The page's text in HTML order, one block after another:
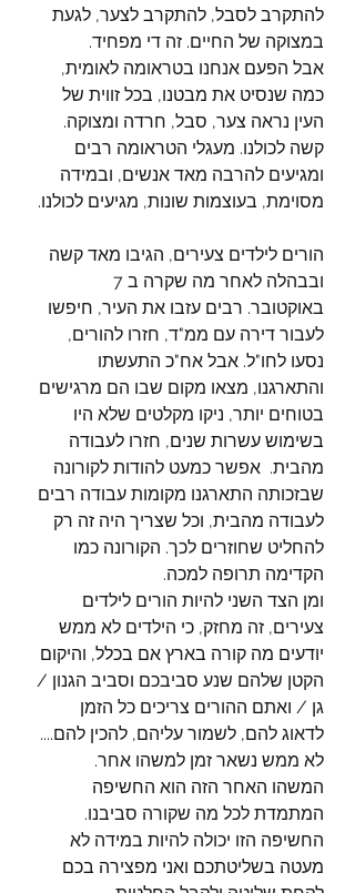
להתקרב לסבל, להתקרב לצער, לגעת
במצוקה של החיים. זה די מפחיד.
אבל הפעם אנחנו בטראומה לאומית,
כמה שנסיט את מבטנו, בכל זווית של
העין נראה צער, סבל, חרדה ומצוקה.
קשה לכולנו. מעגלי הטראומה רבים
ומגיעים להרבה מאד אנשים, ובמידה
מסוימת, בעוצמות שונות, מגיעים לכולנו.
הורים לילדים צעירים, הגיבו מאד קשה
באוקטובר. רבים עזבו את העיר, חיפשו
לעבור דירה עם ממ"ד, חזרו להורים,
נסעו לחו"ל. אבל אח"כ התעשתו
והתארגנו, מצאו מקום שבו הם מרגישים
בטוחים יותר, ניקו מקלטים שלא היו
בשימוש עשרות שנים, חזרו לעבודה
מהבית.  אפשר כמעט להודות לקורונה
שבזכותה התארגנו מקומות עבודה רבים
לעבודה מהבית, וכל שצריך היה זה רק
להחליט שחוזרים לכך. הקורונה כמו
הקדימה תרופה למכה.
ומן הצד השני להיות הורים לילדים
צעירים, זה מחזק, כי הילדים לא ממש
יודעים מה קורה בארץ אם בכלל, והיקום
הקטן שלהם שנע סביבכם וסביב הגנון /
גן / ואתם ההורים צריכים כל הזמן
לדאוג להם, לשמור עליהם, להכין להם....
לא ממש נשאר זמן למשהו אחר.
המשהו האחר הזה הוא החשיפה
המתמדת לכל מה שקורה סביבנו.
החשיפה הזו יכולה להיות במידה לא
מעטה בשליטתכם ואני מפצירה בכם